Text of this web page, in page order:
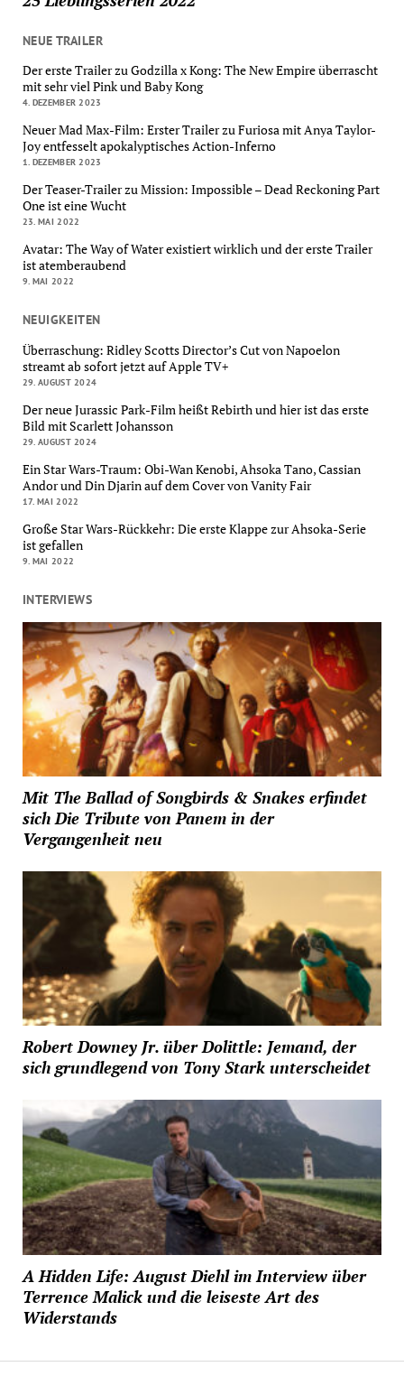
NEUE TRAILER
Der erste Trailer zu Godzilla x Kong: The New Empire überrascht
mit sehr viel Pink und Baby Kong
4. DEZEMBER 2023
Neuer Mad Max-Film: Erster Trailer zu Furiosa mit Anya Taylor-
Joy entfesselt apokalyptisches Action-Inferno
1. DEZEMBER 2023
Der Teaser-Trailer zu Mission: Impossible – Dead Reckoning Part
One ist eine Wucht
23. MAI 2022
Avatar: The Way of Water existiert wirklich und der erste Trailer
ist atemberaubend
9. MAI 2022
NEUIGKEITEN
Überraschung: Ridley Scotts Director’s Cut von Napoelon
streamt ab sofort jetzt auf Apple TV+
29. AUGUST 2024
Der neue Jurassic Park-Film heißt Rebirth und hier ist das erste
Bild mit Scarlett Johansson
29. AUGUST 2024
Ein Star Wars-Traum: Obi-Wan Kenobi, Ahsoka Tano, Cassian
Andor und Din Djarin auf dem Cover von Vanity Fair
17. MAI 2022
Große Star Wars-Rückkehr: Die erste Klappe zur Ahsoka-Serie
ist gefallen
9. MAI 2022
INTERVIEWS
Mit The Ballad of Songbirds & Snakes erfindet
sich Die Tribute von Panem in der
Vergangenheit neu
Robert Downey Jr. über Dolittle: Jemand, der
sich grundlegend von Tony Stark unterscheidet
A Hidden Life: August Diehl im Interview über
Terrence Malick und die leiseste Art des
Widerstands